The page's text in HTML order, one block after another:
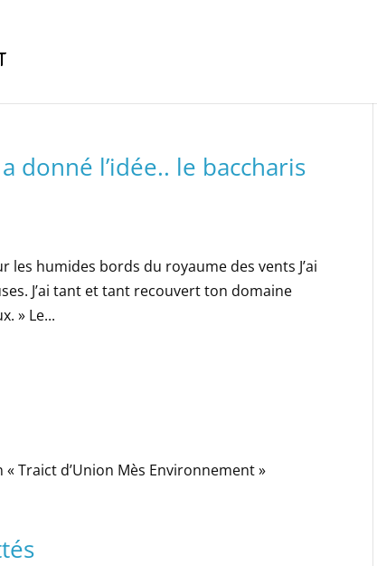
donné l’idée.. le baccharis
humides bords du royaume des vents J’ai
J’ai tant et tant recouvert ton domaine
» Le...
Traict d’Union Mès Environnement »